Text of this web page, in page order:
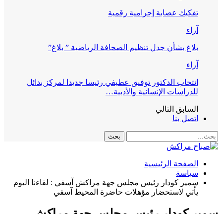
تفكيك عصابة إجرامية رقمية
آراء
بلاغ بشأن جدل تنظيم الصحافة الرياضية ” بلاغ”
آراء
انتخاب الدكتور توفيق عطيفي رئيسا جديدا لمركز بدائل
للدراسات الإنسانية والأدبية…
السابق التالي
اتصل بنا
الصفحة الرئيسية
سياسة
سمير كودار رئيس مجلس جهة مراكش آسفي : لقاءنا اليوم
يأتي لاستحضار مؤهلات حاضرة المحيط آسفي